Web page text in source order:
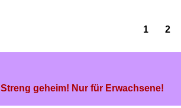
1 2
Streng geheim! Nur für Erwachsene!